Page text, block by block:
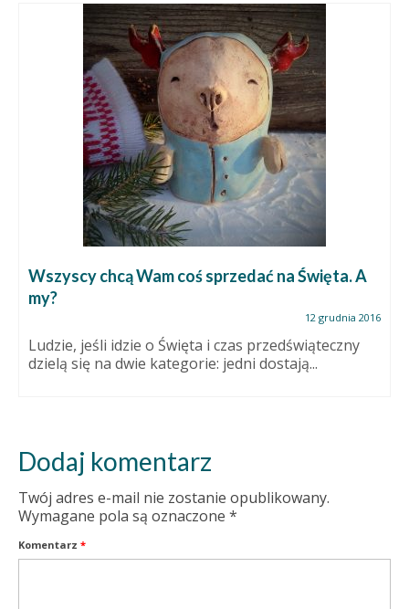
Wszyscy chcą Wam coś sprzedać na Święta. A
my?
12 grudnia 2016
Ludzie, jeśli idzie o Święta i czas przedświąteczny
dzielą się na dwie kategorie: jedni dostają...
Dodaj komentarz
Twój adres e-mail nie zostanie opublikowany.
Wymagane pola są oznaczone *
Komentarz *